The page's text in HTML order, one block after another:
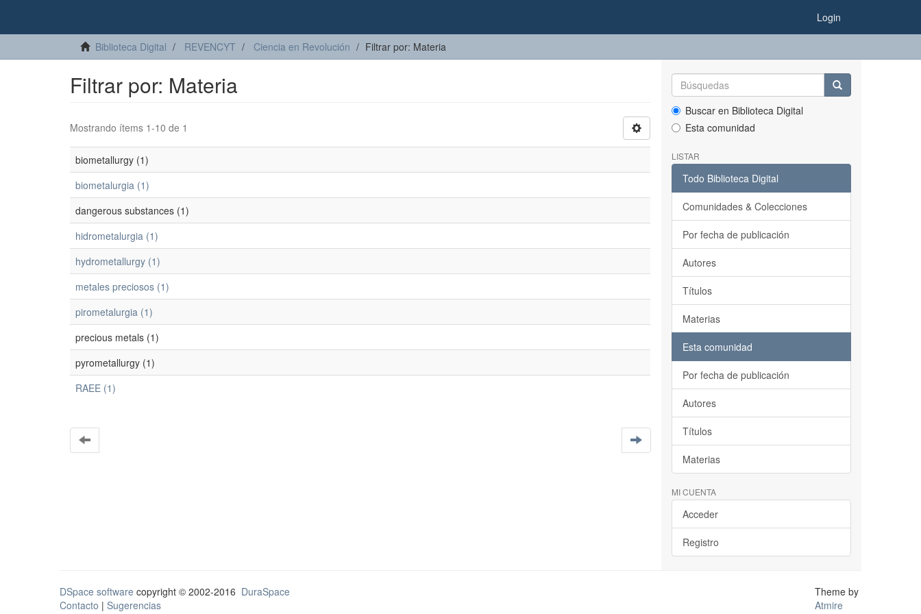
Login
Biblioteca Digital REVENCYT Ciencia en Revolución Filtrar por: Materia
Filtrar por: Materia
Mostrando ítems 1-10 de 1
biometallurgy (1)
biometalurgia (1)
dangerous substances (1)
hidrometalurgia (1)
hydrometallurgy (1)
metales preciosos (1)
pirometalurgia (1)
precious metals (1)
pyrometallurgy (1)
RAEE (1)
Buscar en Biblioteca Digital
Esta comunidad
LISTAR
Todo Biblioteca Digital
Comunidades & Colecciones
Por fecha de publicación
Autores
Títulos
Materias
Esta comunidad
Por fecha de publicación
Autores
Títulos
Materias
MI CUENTA
Acceder
Registro
DSpace software copyright © 2002-2016 DuraSpace
Contacto | Sugerencias
Theme by
Atmire